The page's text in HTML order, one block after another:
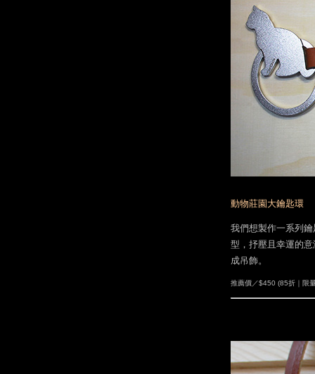
動物莊園大鑰匙環
我們想製作一系列
型，抒壓且幸運的
成吊飾。
推薦價／$450 (85折｜